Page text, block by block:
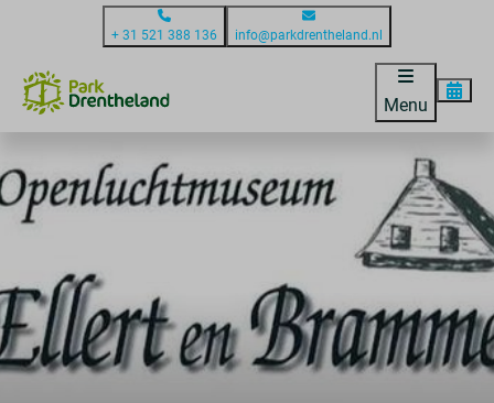
+ 31 521 388 136 info@parkdrentheland.nl
Menu